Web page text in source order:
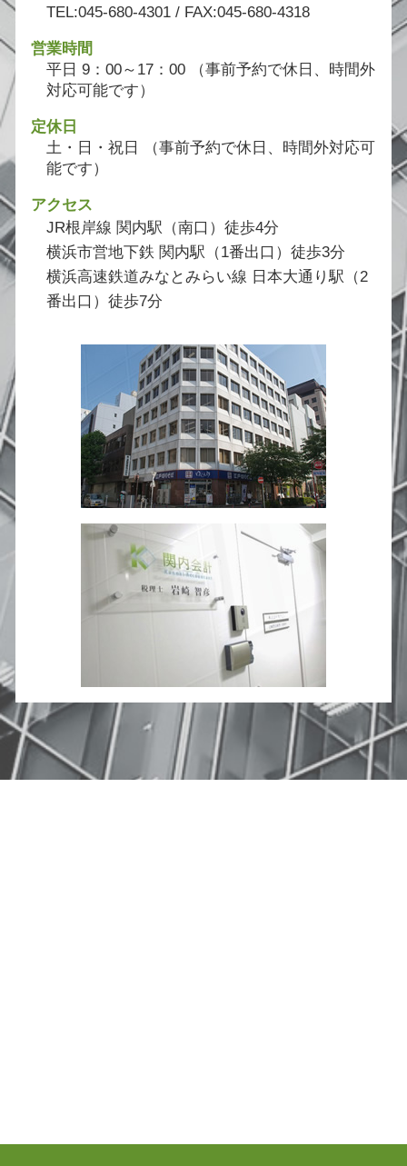
TEL:045-680-4301 / FAX:045-680-4318
営業時間
平日 9：00～17：00 （事前予約で休日、時間外
対応可能です）
定休日
土・日・祝日 （事前予約で休日、時間外対応可
能です）
アクセス
JR根岸線 関内駅（南口）徒歩4分
横浜市営地下鉄 関内駅（1番出口）徒歩3分
横浜高速鉄道みなとみらい線 日本大通り駅（2
番出口）徒歩7分